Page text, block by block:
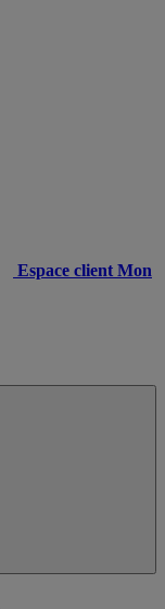
Espace client Mon